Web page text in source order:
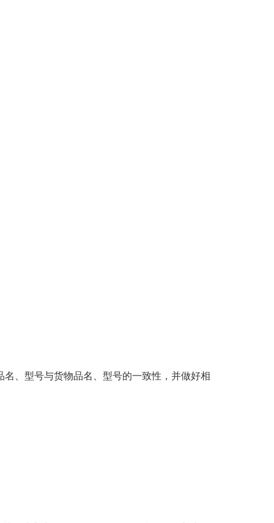
、型号与货物品名、型号的一致性，并做好相